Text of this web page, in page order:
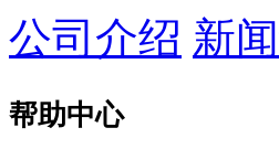
公司介绍 新
帮助中心